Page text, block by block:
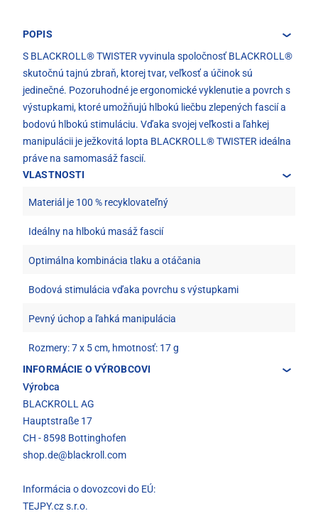
POPIS
S BLACKROLL® TWISTER vyvinula spoločnosť BLACKROLL®
skutočnú tajnú zbraň, ktorej tvar, veľkosť a účinok sú
jedinečné. Pozoruhodné je ergonomické vyklenutie a povrch s
výstupkami, ktoré umožňujú hlbokú liečbu zlepených fascií a
bodovú hlbokú stimuláciu. Vďaka svojej veľkosti a ľahkej
manipulácii je ježkovitá lopta BLACKROLL® TWISTER ideálna
práve na samomasáž fascií.
VLASTNOSTI
Materiál je 100 % recyklovateľný
Ideálny na hlbokú masáž fascií
Optimálna kombinácia tlaku a otáčania
Bodová stimulácia vďaka povrchu s výstupkami
Pevný úchop a ľahká manipulácia
Rozmery: 7 x 5 cm, hmotnosť: 17 g
INFORMÁCIE O VÝROBCOVI
Výrobca
BLACKROLL AG
Hauptstraße 17
CH - 8598 Bottinghofen
shop.de@blackroll.com
Informácia o dovozcovi do EÚ:
TEJPY.cz s.r.o.